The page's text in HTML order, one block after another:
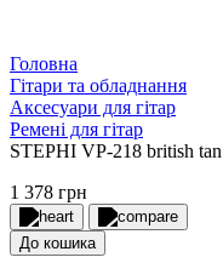
Головна
Гітари та обладнання
Аксесуари для гітар
Ремені для гітар
STEPHI VP-218 british
1 378 грн
До кошика